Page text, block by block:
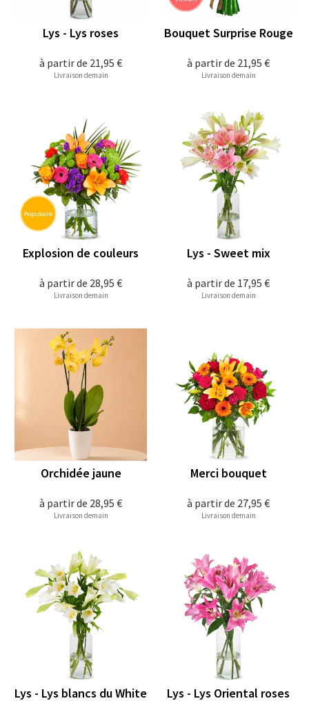
à partir de 21,95 €
Lys - Lys roses
Livraison demain
à partir de 21,95 €
Bouquet Surprise Rouge
Livraison demain
à partir de 28,95 €
Explosion de couleurs
Livraison demain
à partir de 17,95 €
Lys - Sweet mix
Livraison demain
à partir de 28,95 €
Orchidée jaune
Livraison demain
à partir de 27,95 €
Merci bouquet
Livraison demain
Lys - Lys blancs du White
Lys - Lys Oriental roses